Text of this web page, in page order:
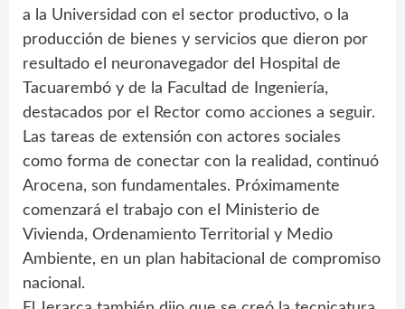
a la Universidad con el sector productivo, o la
producción de bienes y servicios que dieron por
resultado el neuronavegador del Hospital de
Tacuarembó y de la Facultad de Ingeniería,
destacados por el Rector como acciones a seguir.
Las tareas de extensión con actores sociales
como forma de conectar con la realidad, continuó
Arocena, son fundamentales. Próximamente
comenzará el trabajo con el Ministerio de
Vivienda, Ordenamiento Territorial y Medio
Ambiente, en un plan habitacional de compromiso
nacional.